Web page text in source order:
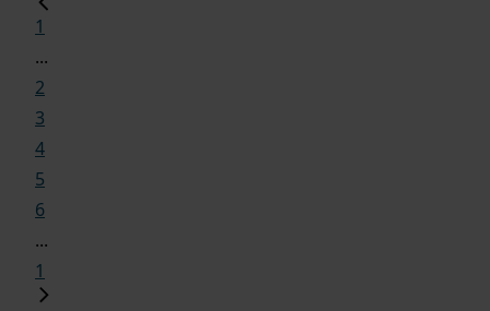
1
...
2
3
4
5
6
...
1